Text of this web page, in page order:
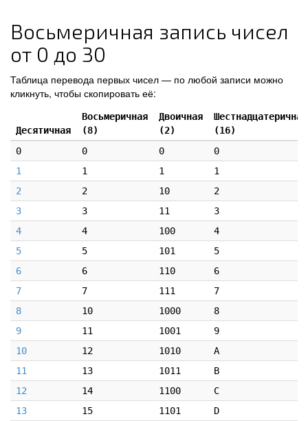
Восьмеричная запись чисел
от 0 до 30
Таблица перевода первых чисел — по любой записи можно
кликнуть, чтобы скопировать её:
Десятичная
Восьмеричная
(8)
Двоичная
(2)
Шестнадцатеричная
(16)
0
0 0
0
1
1 1
1
2
2 10
2
3
3 11
3
4
4 100
4
5
5 101
5
6
6 110
6
7
7 111
7
8
10 1000
8
9
11 1001
9
10
12 1010
A
11
13 1011
B
12
14 1100
C
13
15 1101
D